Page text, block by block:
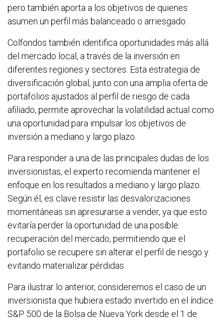
pero también aporta a los objetivos de quienes
asumen un perfil más balanceado o arriesgado.
Colfondos también identifica oportunidades más allá
del mercado local, a través de la inversión en
diferentes regiones y sectores. Esta estrategia de
diversificación global, junto con una amplia oferta de
portafolios ajustados al perfil de riesgo de cada
afiliado, permite aprovechar la volatilidad actual como
una oportunidad para impulsar los objetivos de
inversión a mediano y largo plazo.
Para responder a una de las principales dudas de los
inversionistas, el experto recomienda mantener el
enfoque en los resultados a mediano y largo plazo.
Según él, es clave resistir las desvalorizaciones
momentáneas sin apresurarse a vender, ya que esto
evitaría perder la oportunidad de una posible
recuperación del mercado, permitiendo que el
portafolio se recupere sin alterar el perfil de riesgo y
evitando materializar pérdidas.
Para ilustrar lo anterior, consideremos el caso de un
inversionista que hubiera estado invertido en el índice
S&P 500 de la Bolsa de Nueva York desde el 1 de